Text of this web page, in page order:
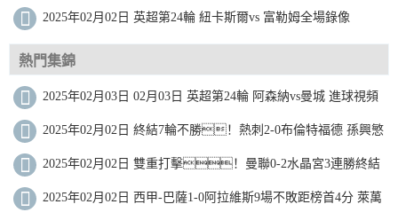
2025年02月02日 英超第24輪 紐卡斯爾vs 富勒姆全場錄像
熱門集錦
2025年02月03日 02月03日 英超第24輪 阿森納vs曼城 進球視頻
2025年02月02日 終結7輪不勝！熱刺2-0布倫特福德 孫興慜
造烏龍+助攻薩爾破門
2025年02月02日 雙重打擊！曼聯0-2水晶宮3連勝終結
利馬重傷痛哭傷退馬特塔雙響
2025年02月02日 西甲-巴薩1-0阿拉維斯9場不敗距榜首4分 萊萬